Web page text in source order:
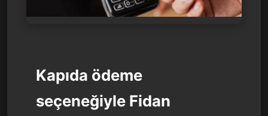
Kapıda ödeme
seçeneğiyle Fidan